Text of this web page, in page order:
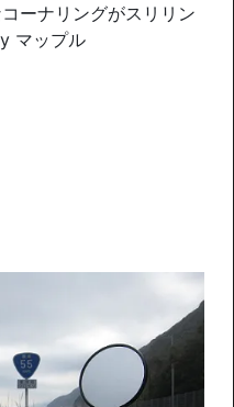
ーナリングがスリリン
マップル